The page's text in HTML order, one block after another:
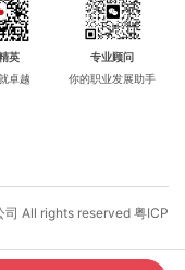
能用，10 分钟搭个
发布到多个平台
英
卓越
专业顾问
你的职业发展助手
All rights reserved 粤ICP
×
课程呢?